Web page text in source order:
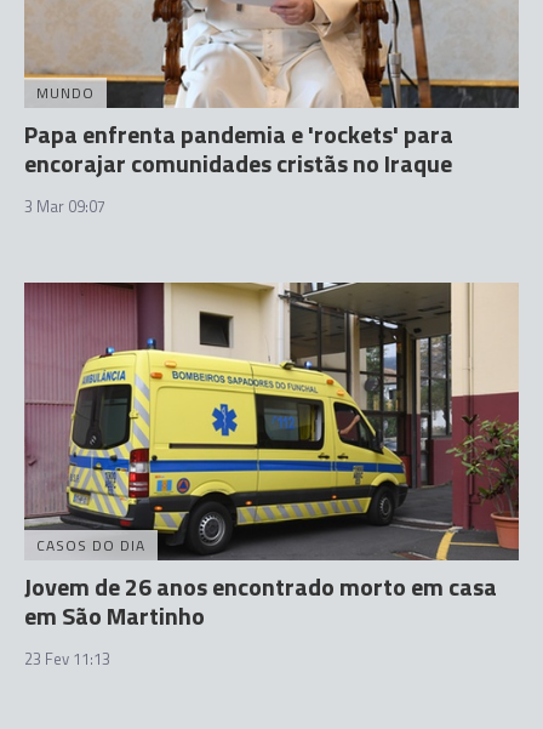
MUNDO
Papa enfrenta pandemia e 'rockets' para
encorajar comunidades cristãs no Iraque
3 Mar 09:07
CASOS DO DIA
Jovem de 26 anos encontrado morto em casa
em São Martinho
23 Fev 11:13